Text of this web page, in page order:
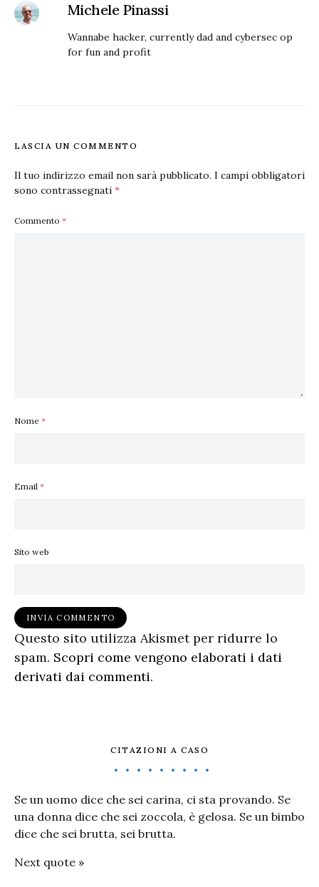
Michele Pinassi
Wannabe hacker, currently dad and cybersec op
for fun and profit
LASCIA UN COMMENTO
Il tuo indirizzo email non sarà pubblicato. I campi obbligatori
sono contrassegnati *
Commento *
Nome *
Email *
Sito web
Questo sito utilizza Akismet per ridurre lo
spam. Scopri come vengono elaborati i dati
derivati dai commenti.
CITAZIONI A CASO
Se un uomo dice che sei carina, ci sta provando. Se
una donna dice che sei zoccola, è gelosa. Se un bimbo
dice che sei brutta, sei brutta.
Next quote »